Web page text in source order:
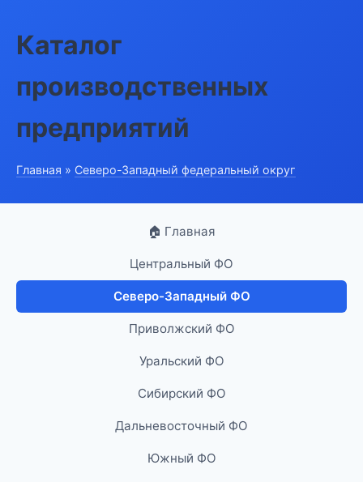
Каталог
производственных
предприятий
Главная » Северо-Западный федеральный округ
🏠 Главная
Центральный ФО
Северо-Западный ФО
Приволжский ФО
Уральский ФО
Сибирский ФО
Дальневосточный ФО
Южный ФО